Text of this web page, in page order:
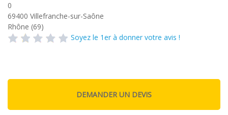
0
69400 Villefranche-sur-Saône
Rhône (69)
Soyez le 1er à donner votre avis !